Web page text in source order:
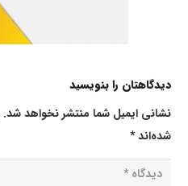
دیدگاهتان را بنویسید
نشانی ایمیل شما منتشر نخواهد شد.
شده‌اند*